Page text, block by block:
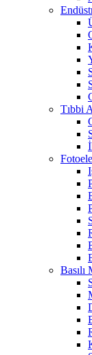
Tıbbi
Basılı